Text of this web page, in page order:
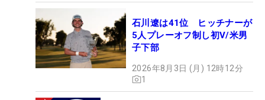
石川遼は41位 ヒッチナーが
5人プレーオフ制し初V/米男
子下部
2026年8月3日 (月) 12時12分
1